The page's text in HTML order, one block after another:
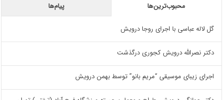
محبوب‌ترین‌ها پیام‌ها
گل لاله عباسی با اجرای روجا درویش
دکتر نصرالله درویش کجوری درگذشت
اجرای زیبای موسیقی “مریم بانو” توسط بهمن درویش